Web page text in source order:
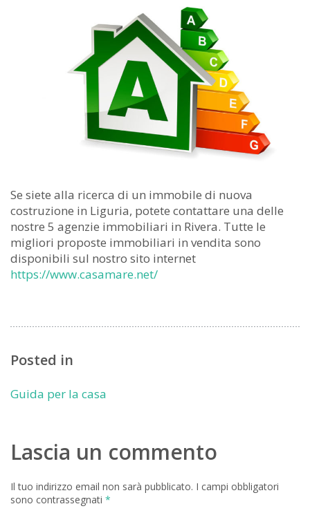
Se siete alla ricerca di un immobile di nuova
costruzione in Liguria, potete contattare una delle
nostre 5 agenzie immobiliari in Rivera. Tutte le
migliori proposte immobiliari in vendita sono
disponibili sul nostro sito internet
https://www.casamare.net/
Posted in
Guida per la casa
Lascia un commento
Il tuo indirizzo email non sarà pubblicato. I campi obbligatori
sono contrassegnati *